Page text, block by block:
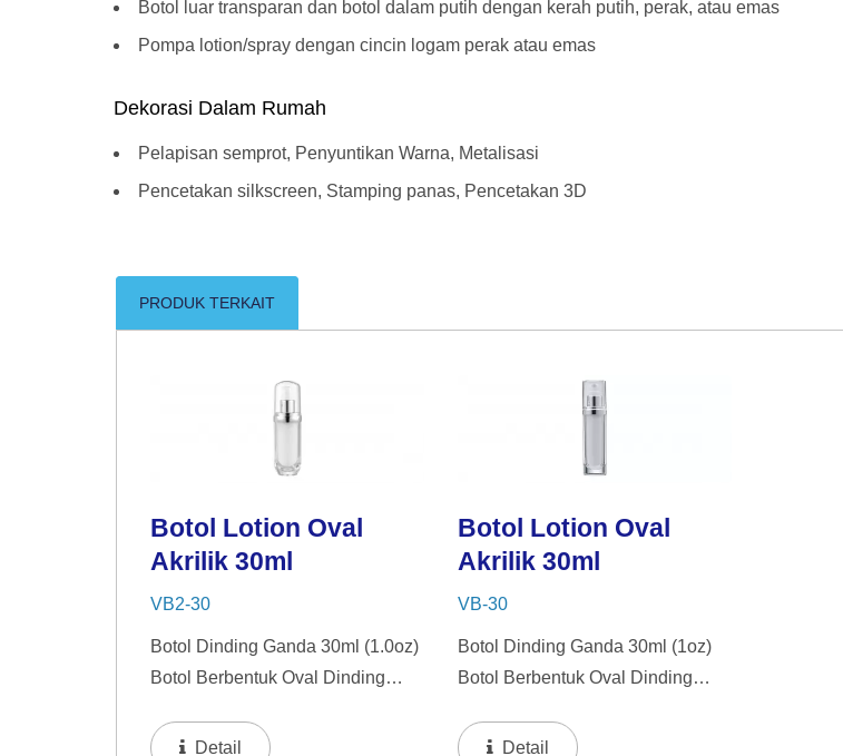
Botol luar transparan dan botol dalam putih dengan kerah putih, perak, atau emas
Pompa lotion/spray dengan cincin logam perak atau emas
Dekorasi Dalam Rumah
Pelapisan semprot, Penyuntikan Warna, Metalisasi
Pencetakan silkscreen, Stamping panas, Pencetakan 3D
PRODUK TERKAIT
Botol Lotion Oval
Akrilik 30ml
VB2-30
Botol Dinding Ganda 30ml (1.0oz)
Botol Berbentuk Oval Dinding
Melengkung. Gaya Botol Oval Ini,
Detail
Botol Lotion Oval
Akrilik 30ml
VB-30
Botol Dinding Ganda 30ml (1oz)
Botol Berbentuk Oval Dinding
Dari Kerah Aluminium Perak Atau
Detail